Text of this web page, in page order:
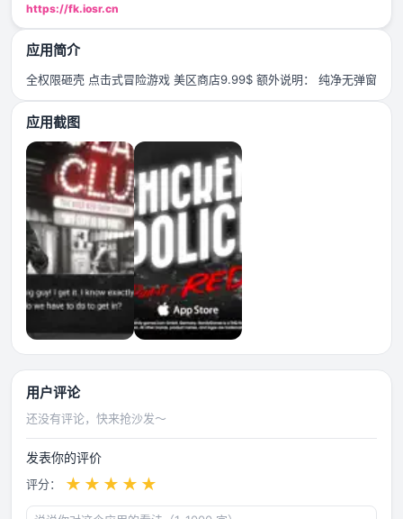
https://fk.iosr.cn
应用简介
全权限砸壳 点击式冒险游戏 美区商店9.99$ 额外说明： 纯净无弹窗
应用截图
用户评论
还没有评论，快来抢沙发～
发表你的评价
评分： ★ ★ ★ ★ ★